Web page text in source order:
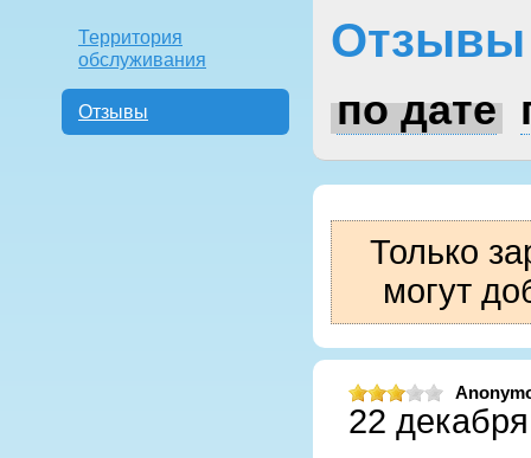
Территория
обслуживания
Отзывы
Отзывы
по дате
Только
могут
22